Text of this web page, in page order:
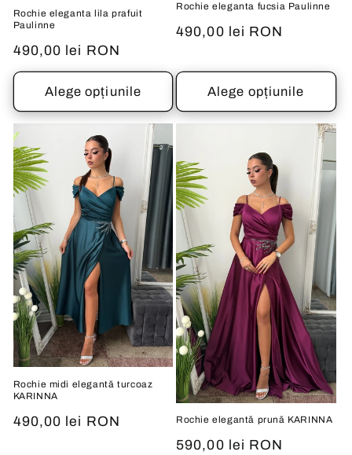
Rochie eleganta lila prafuit
Paulinne
Preț
obișnuit
490,00 lei RON
Alege opțiunile
Rochie eleganta fucsia Paulinne
Preț
490,00 lei RON
Alege opțiunile
Rochie midi elegantă turcoaz
KARINNA
Preț
490,00 lei RON Rochie elegantă prună KARINNA
Preț
590,00 lei RON